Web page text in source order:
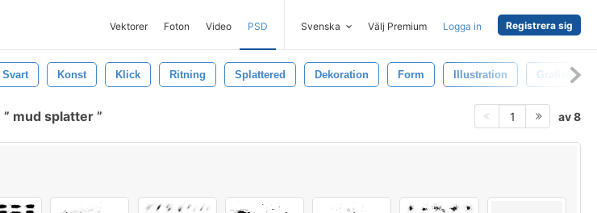
Vektorer Foton Video PSD Svenska Välj Premium Logga in Registrera sig
Svart Konst Klick Ritning Splattered Dekoration Form Illustration Grafisk
mud splatter 1 av 8